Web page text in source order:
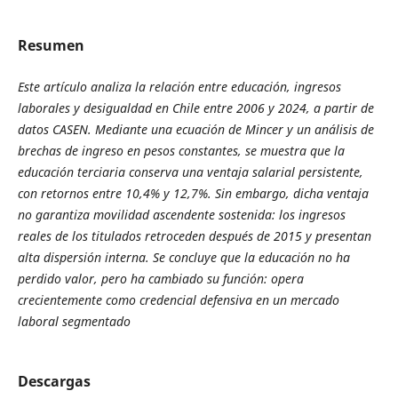
Resumen
Este artículo analiza la relación entre educación, ingresos
laborales y desigualdad en Chile entre 2006 y 2024, a partir de
datos CASEN. Mediante una ecuación de Mincer y un análisis de
brechas de ingreso en pesos constantes, se muestra que la
educación terciaria conserva una ventaja salarial persistente,
con retornos entre 10,4% y 12,7%. Sin embargo, dicha ventaja
no garantiza movilidad ascendente sostenida: los ingresos
reales de los titulados retroceden después de 2015 y presentan
alta dispersión interna. Se concluye que la educación no ha
perdido valor, pero ha cambiado su función: opera
crecientemente como credencial defensiva en un mercado
laboral segmentado
Descargas